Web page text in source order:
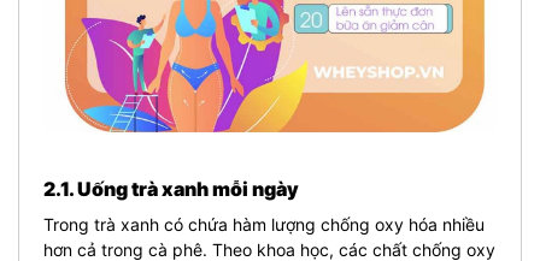
2.1. Uống trà xanh mỗi ngày
Trong trà xanh có chứa hàm lượng chống oxy hóa nhiều
hơn cả trong cà phê. Theo khoa học, các chất chống oxy